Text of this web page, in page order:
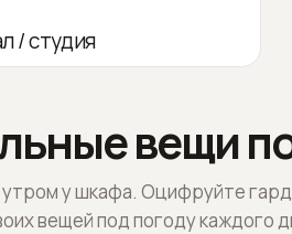
/ студия
вещи
у шкафа. Оцифруйте
вещей под погоду каждого